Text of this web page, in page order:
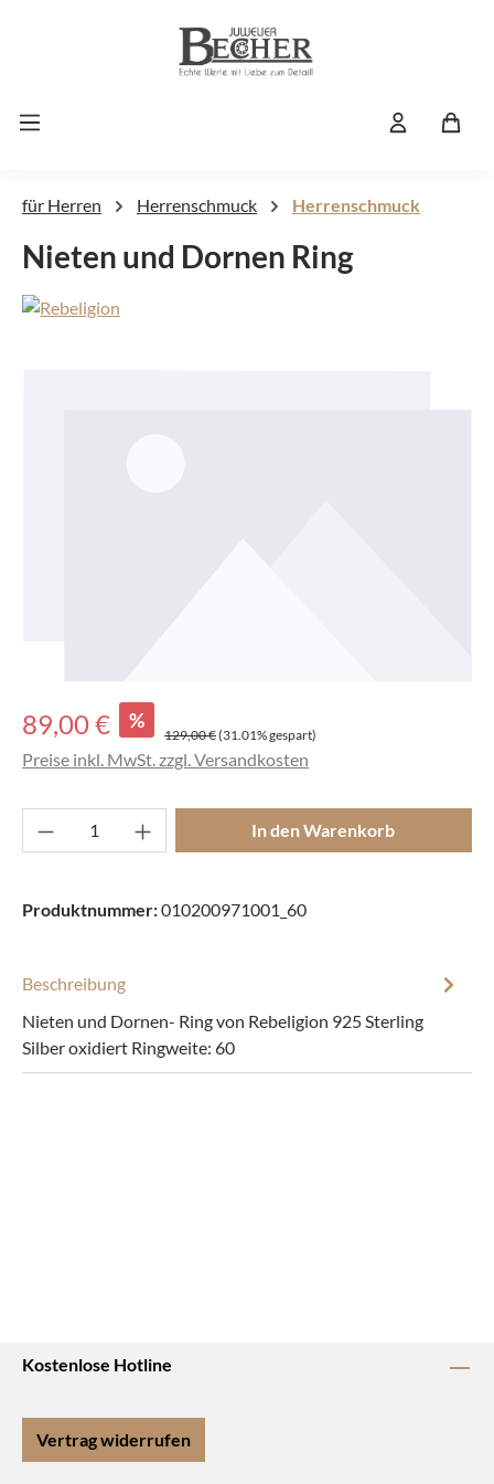
Zum Hauptinhalt springen
für Herren Herrenschmuck Herrenschmuck
Nieten und Dornen Ring
Verkaufspreis:
89,00 € %
Regulärer Preis:
129,00 €(31.01% gespart)
Preise inkl. MwSt. zzgl. Versandkosten
Produkt Anzahl: Gib den gewünschten
In den Warenkorb
Produktnummer:010200971001_60
Beschreibung
Nieten und Dornen- Ring von Rebeligion 925 Sterling
Silber oxidiert Ringweite: 60
Kostenlose Hotline
Vertrag widerrufen